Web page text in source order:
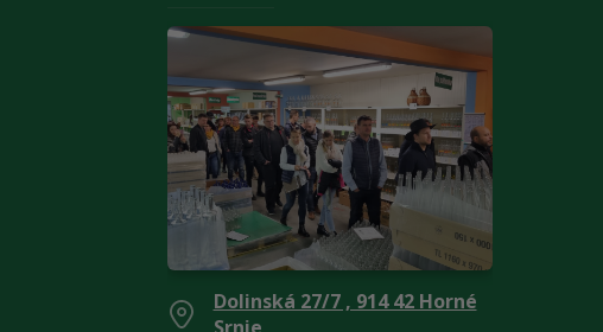
Dolinská 27/7 , 914 42 Horné